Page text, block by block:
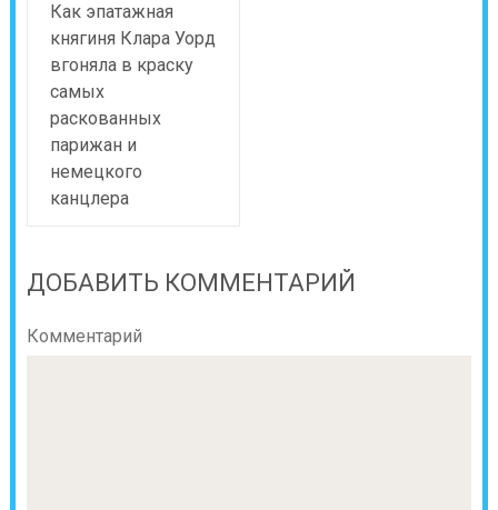
Как эпатажная
княгиня Клара Уорд
вгоняла в краску
самых
раскованных
парижан и
немецкого
канцлера
ДОБАВИТЬ КОММЕНТАРИЙ
Комментарий